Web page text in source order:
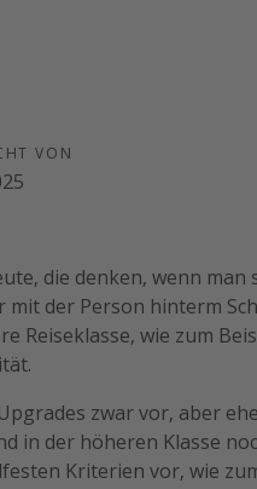
VON
die denken, wenn man
mit der Person hinterm
Reiseklasse, wie zum
zwar vor, aber
in der höheren Klasse
Kriterien vor, wie